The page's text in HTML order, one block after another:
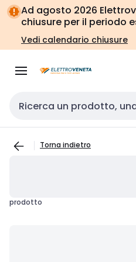
Vai alla
navigazione
Vai
alla
pagina
Ad agosto 2026
chiusure per il periodo
Vedi calendario chiusure
Cerca input
Torna indietro
prodotto